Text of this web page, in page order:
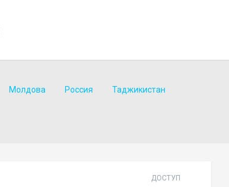
Молдова Россия Таджикистан
ДОСТУП